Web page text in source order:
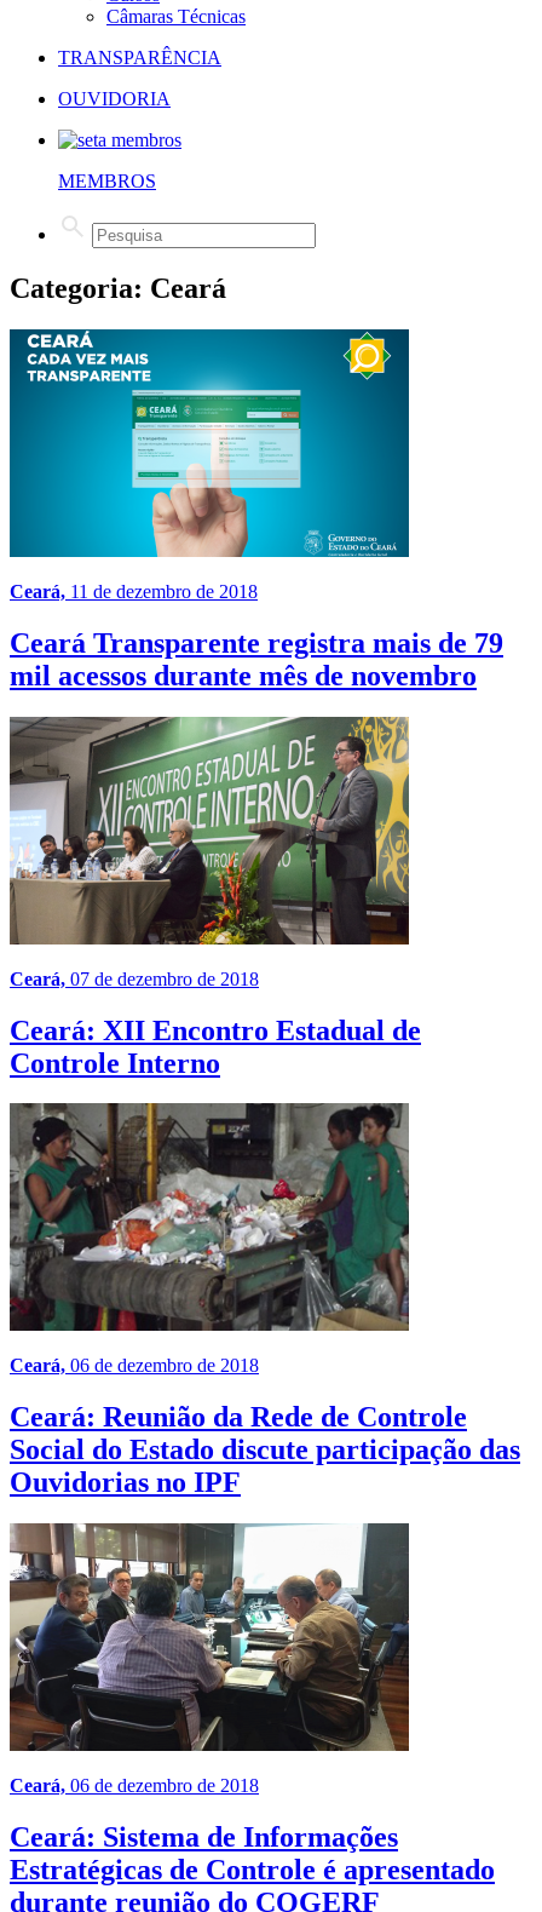
Câmaras Técnicas
TRANSPARÊNCIA
OUVIDORIA
MEMBROS
Categoria: Ceará
Ceará, 11 de dezembro de 2018
Ceará Transparente registra mais de 79
mil acessos durante mês de novembro
Ceará, 07 de dezembro de 2018
Ceará: XII Encontro Estadual de
Controle Interno
Ceará, 06 de dezembro de 2018
Ceará: Reunião da Rede de Controle
Social do Estado discute participação das
Ouvidorias no IPF
Ceará, 06 de dezembro de 2018
Ceará: Sistema de Informações
Estratégicas de Controle é apresentado
durante reunião do COGERF